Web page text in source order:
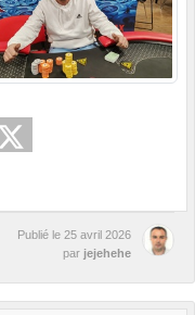
Publié le 25 avril 2026
par jejehehe